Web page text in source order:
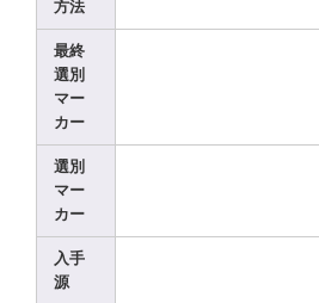
方法
最終
選別
マー
カー
選別
マー
カー
入手
源